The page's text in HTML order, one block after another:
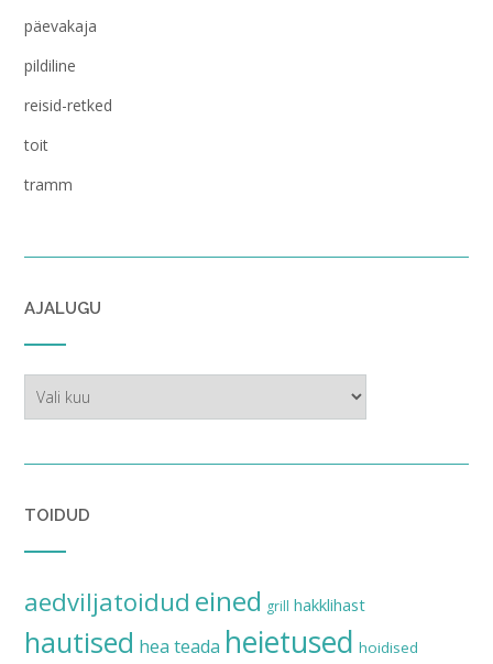
päevakaja
pildiline
reisid-retked
toit
tramm
AJALUGU
TOIDUD
aedviljatoidud eined grill hakklihast
hautised hea teada heietused hoidised